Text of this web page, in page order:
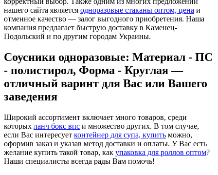
нашего сайта является одноразовые стаканы оптом, цена и
отменное качество — залог выгодного приобретения. Наша
компания предлагает быструю доставку в Каменец-
Подольский и по другим городам Украины.
Соусники одноразовые: Материал - ПС
- полистирол, Форма - Круглая —
отличный варинт для Вас или Вашего
заведения
Широкий ассортимент включает много товаров, среди
которых ланч бокс впс и множество других. В том случае,
если Вас интересует контейнер для супа, купить можно,
оформив заказ и указав метод доставки и оплаты. У Вас есть
желание купить такой товар, как упаковка для роллов оптом?
Наши специалисты всегда рады Вам помочь!